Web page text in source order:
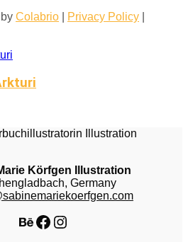
Colabrio Privacy Policy
Körfgen Illustration
Germany
Behance
Facebook
Instagram